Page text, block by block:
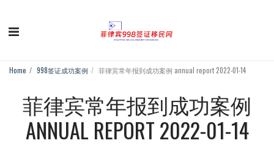
Home 998签证成功案例 菲律宾常年报到成功案例 annual report 2022-01-14
菲律宾常年报到成功案例
ANNUAL REPORT 2022-01-14